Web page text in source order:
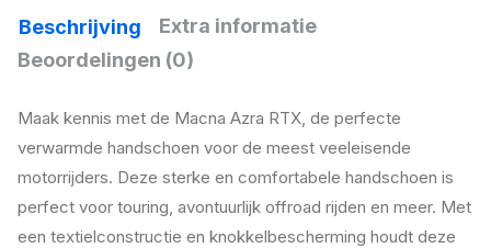
Beschrijving
Extra informatie
Beoordelingen (0)
Maak kennis met de Macna Azra RTX, de perfecte
verwarmde handschoen voor de meest veeleisende
motorrijders. Deze sterke en comfortabele handschoen is
perfect voor touring, avontuurlijk offroad rijden en meer. Met
een textielconstructie en knokkelbescherming houdt deze